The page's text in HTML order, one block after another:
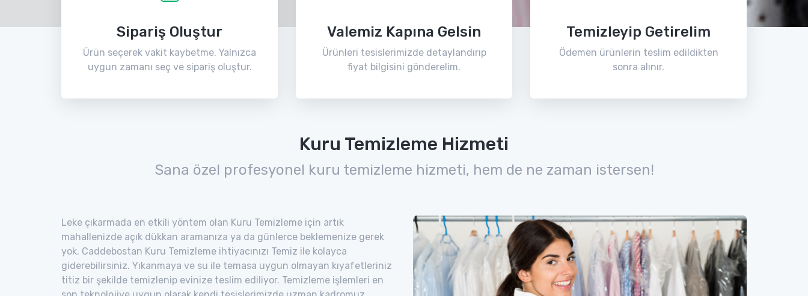
Sipariş Oluştur
Ürün seçerek vakit kaybetme. Yalnızca
uygun zamanı seç ve sipariş oluştur.
Valemiz Kapına Gelsin
Ürünleri tesislerimizde detaylandırıp
fiyat bilgisini gönderelim.
Temizleyip Getirelim
Ödemen ürünlerin teslim edildikten
sonra alınır.
Kuru Temizleme Hizmeti
Sana özel profesyonel kuru temizleme hizmeti, hem de ne zaman istersen!
Leke çıkarmada en etkili yöntem olan Kuru Temizleme için artık
mahallenizde açık dükkan aramanıza ya da günlerce beklemenize gerek
yok. Caddebostan Kuru Temizleme ihtiyacınızı Temiz ile kolayca
giderebilirsiniz. Yıkanmaya ve su ile temasa uygun olmayan kıyafetleriniz
titiz bir şekilde temizlenip evinize teslim ediliyor. Temizleme işlemleri en